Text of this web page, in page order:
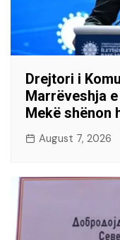
Drejtori i
Marrëveshja
Mekë shënon
August 7, 2026